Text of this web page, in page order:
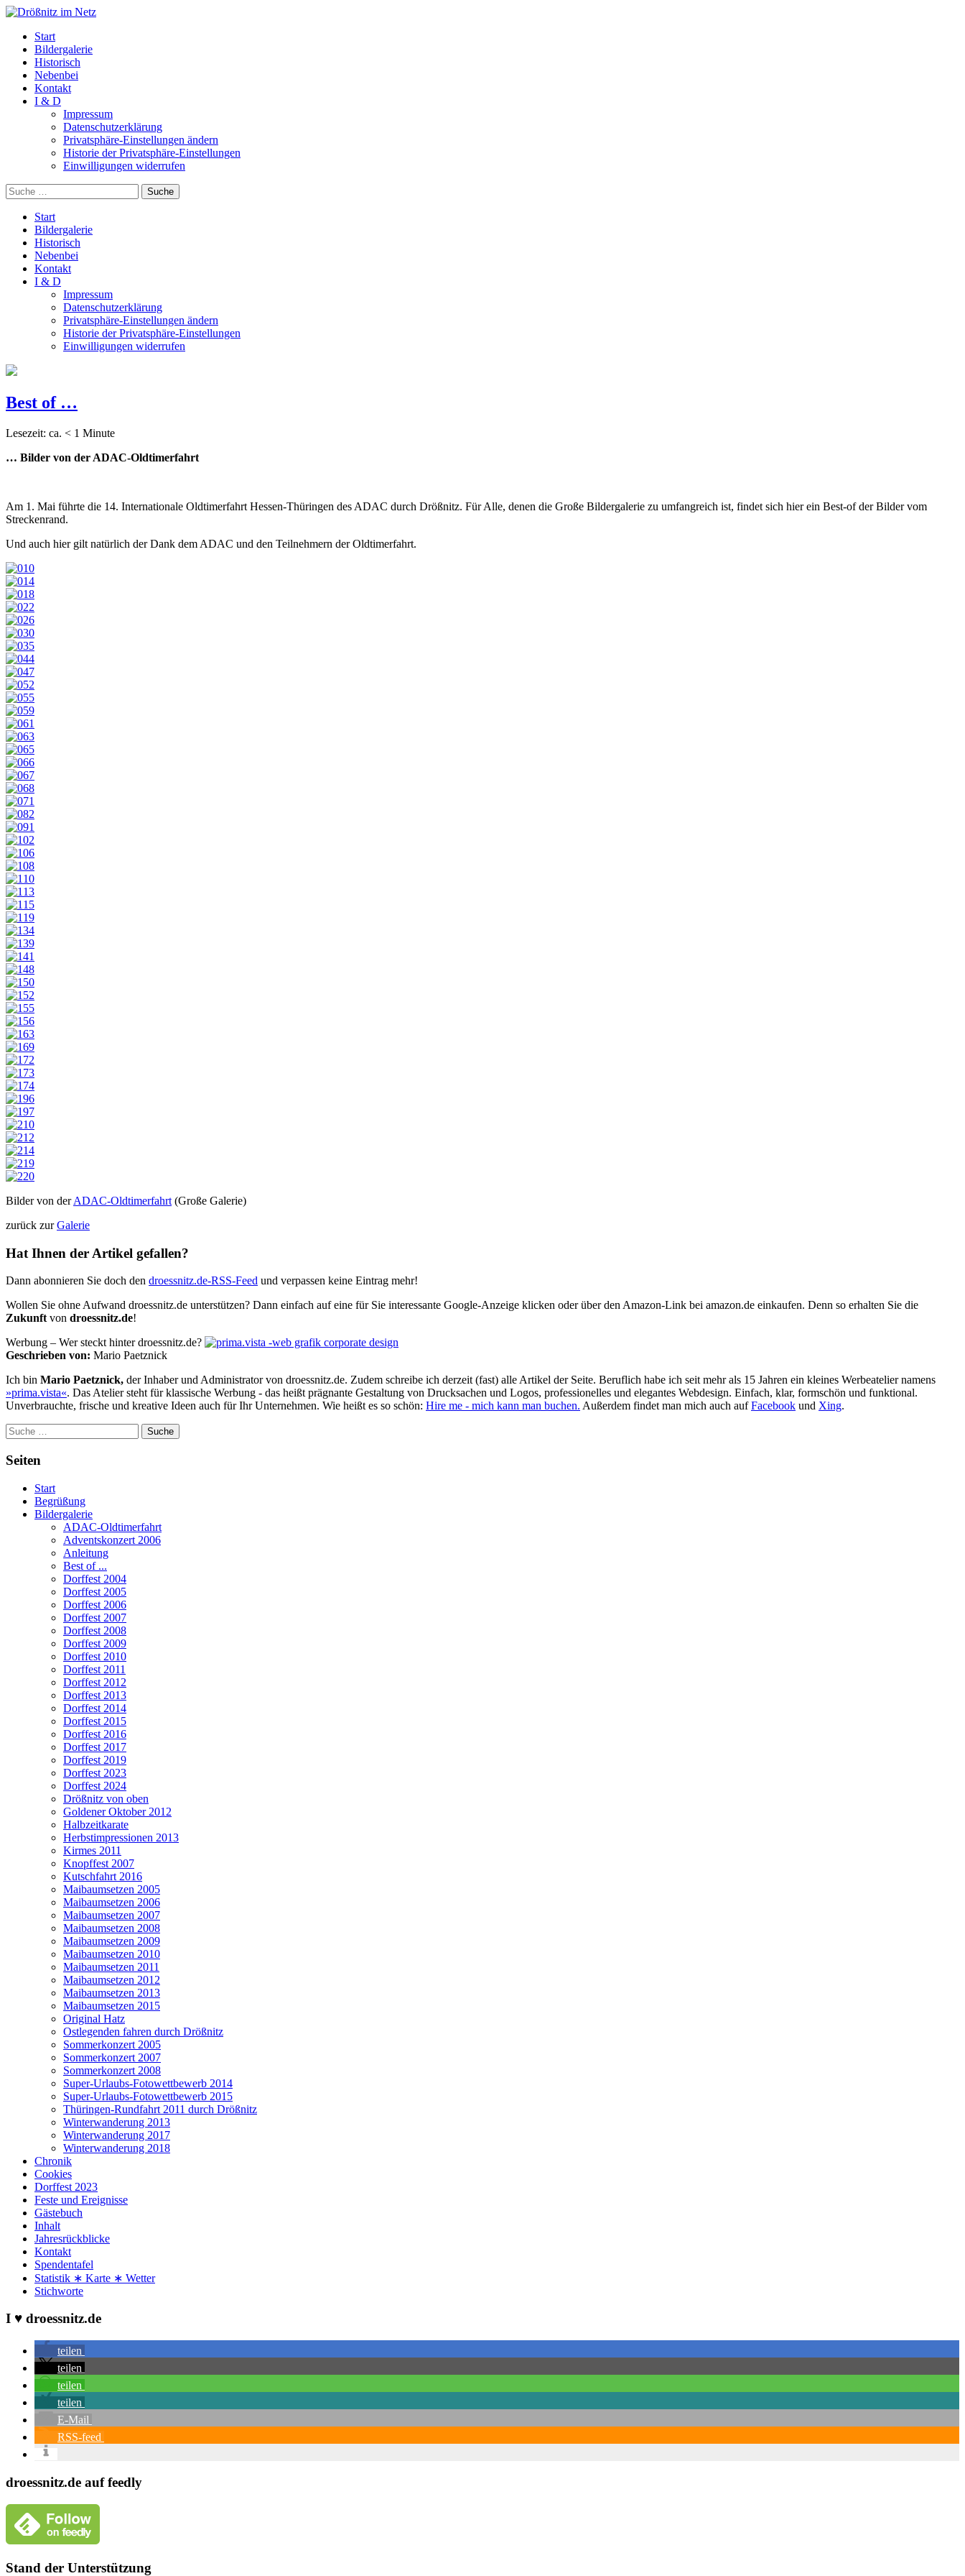
Start
Bildergalerie
Historisch
Nebenbei
Kontakt
I & D
Impressum
Datenschutzerklärung
Privatsphäre-Einstellungen ändern
Historie der Privatsphäre-Einstellungen
Einwilligungen widerrufen
Suche
Start
Bildergalerie
Historisch
Nebenbei
Kontakt
I & D
Impressum
Datenschutzerklärung
Privatsphäre-Einstellungen ändern
Historie der Privatsphäre-Einstellungen
Einwilligungen widerrufen
Best of …
Lesezeit: ca. < 1 Minute
… Bilder von der ADAC-Oldtimerfahrt
Am 1. Mai führte die 14. Internationale Oldtimerfahrt Hessen-Thüringen des ADAC durch Drößnitz. Für Alle, denen die Große Bildergalerie zu umfangreich ist, findet sich hier ein Best-of der Bilder vom
Streckenrand.
Und auch hier gilt natürlich der Dank dem ADAC und den Teilnehmern der Oldtimerfahrt.
Bilder von derADAC-Oldtimerfahrt (Große Galerie)
zurück zurGalerie
Hat Ihnen der Artikel gefallen?
Dann abonnieren Sie doch den droessnitz.de-RSS-Feed und verpassen keine Eintrag mehr!
Wollen Sie ohne Aufwand droessnitz.de unterstützen? Dann einfach auf eine für Sie interessante Google-Anzeige klicken oder über den Amazon-Link bei amazon.de einkaufen. Denn so erhalten Sie die
Zukunft von droessnitz.de!
Werbung – Wer steckt hinter droessnitz.de?
Geschrieben von: Mario Paetznick
Ich bin Mario Paetznick, der Inhaber und Administrator von droessnitz.de. Zudem schreibe ich derzeit (fast) alle Artikel der Seite. Beruflich habe ich seit mehr als 15 Jahren ein kleines Werbeatelier namens
»prima.vista«. Das Atelier steht für klassische Werbung - das heißt prägnante Gestaltung von Drucksachen und Logos, professionelles und elegantes Webdesign. Einfach, klar, formschön und funktional.
Unverbrauchte, frische und kreative Ideen auch für Ihr Unternehmen. Wie heißt es so schön: Hire me - mich kann man buchen. Außerdem findet man mich auch aufFacebook und Xing.
Suche
Seiten
Start
Begrüßung
Bildergalerie
ADAC-Oldtimerfahrt
Adventskonzert 2006
Anleitung
Best of ...
Dorffest 2004
Dorffest 2005
Dorffest 2006
Dorffest 2007
Dorffest 2008
Dorffest 2009
Dorffest 2010
Dorffest 2011
Dorffest 2012
Dorffest 2013
Dorffest 2014
Dorffest 2015
Dorffest 2016
Dorffest 2017
Dorffest 2019
Dorffest 2023
Dorffest 2024
Drößnitz von oben
Goldener Oktober 2012
Halbzeitkarate
Herbstimpressionen 2013
Kirmes 2011
Knopffest 2007
Kutschfahrt 2016
Maibaumsetzen 2005
Maibaumsetzen 2006
Maibaumsetzen 2007
Maibaumsetzen 2008
Maibaumsetzen 2009
Maibaumsetzen 2010
Maibaumsetzen 2011
Maibaumsetzen 2012
Maibaumsetzen 2013
Maibaumsetzen 2015
Original Hatz
Ostlegenden fahren durch Drößnitz
Sommerkonzert 2005
Sommerkonzert 2007
Sommerkonzert 2008
Super-Urlaubs-Fotowettbewerb 2014
Super-Urlaubs-Fotowettbewerb 2015
Thüringen-Rundfahrt 2011 durch Drößnitz
Winterwanderung 2013
Winterwanderung 2017
Winterwanderung 2018
Chronik
Cookies
Dorffest 2023
Feste und Ereignisse
Gästebuch
Inhalt
Jahresrückblicke
Kontakt
Spendentafel
Statistik ∗ Karte ∗ Wetter
Stichworte
I ♥ droessnitz.de
teilen
teilen
teilen
teilen
E-Mail
RSS-feed
droessnitz.de auf feedly
Stand der Unterstützung